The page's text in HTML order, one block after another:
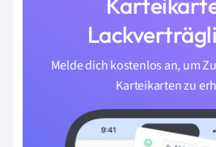
Melde dich kostenlos an, um
Karteikarten zu